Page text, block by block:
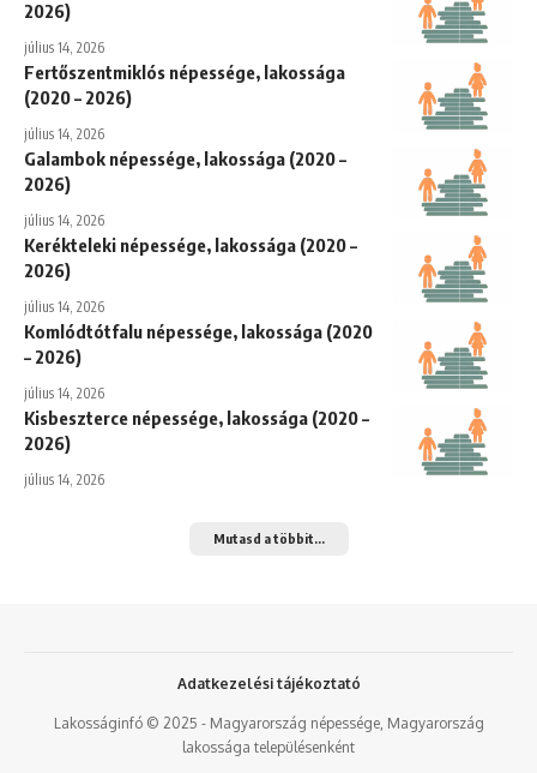
2026)
július 14, 2026
Fertőszentmiklós népessége, lakossága
(2020 – 2026)
július 14, 2026
Galambok népessége, lakossága (2020 –
2026)
július 14, 2026
Kerékteleki népessége, lakossága (2020 –
2026)
július 14, 2026
Komlódtótfalu népessége, lakossága (2020
– 2026)
július 14, 2026
Kisbeszterce népessége, lakossága (2020 –
2026)
július 14, 2026
Mutasd a többit...
Lakosságinfó © 2025 - Magyarország népessége, Magyarország
lakossága településenként
Adatkezelési tájékoztató